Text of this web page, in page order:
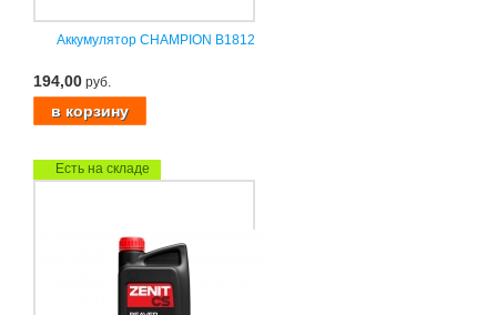
Аккумулятор CHAMPION B1812
194,00 руб.
Есть на складе